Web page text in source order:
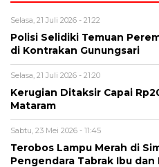
Selasa, 21 Juli 2026 - 21:22
Polisi Selidiki Temuan
di Kontrakan Gunungsari
Selasa, 21 Juli 2026 - 21:20
Kerugian Ditaksir Capai
Mataram
Sabtu, 23 Mei 2026 - 11:45
Terobos Lampu Merah di
Pengendara Tabrak Ibu dan